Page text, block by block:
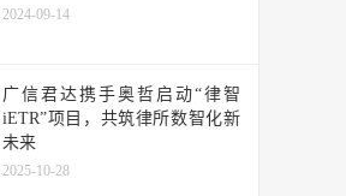
2024-09-14
广信君达携手奥哲启动“律智
iETR”项目，共筑律所数智化新
未来
2025-10-28